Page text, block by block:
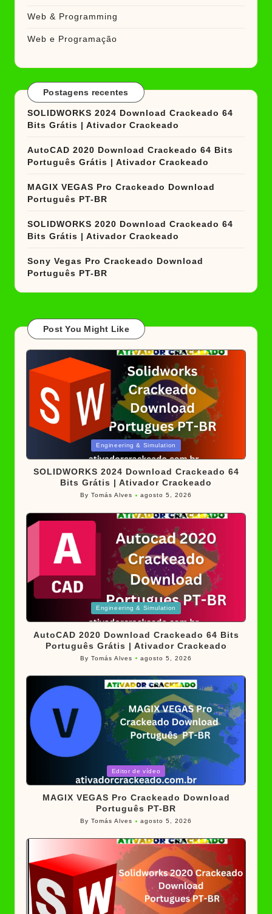
Web & Programming
Web e Programação
Postagens recentes
SOLIDWORKS 2024 Download Crackeado 64
Bits Grátis | Ativador Crackeado
AutoCAD 2020 Download Crackeado 64 Bits
Português Grátis | Ativador Crackeado
MAGIX VEGAS Pro Crackeado Download
Português PT-BR
SOLIDWORKS 2020 Download Crackeado 64
Bits Grátis | Ativador Crackeado
Sony Vegas Pro Crackeado Download
Português PT-BR
Post You Might Like
in
Engineering & Simulation
SOLIDWORKS 2024 Download Crackeado 64
Bits Grátis | Ativador Crackeado
Posted
ByTomás Alves agosto 5, 2026
in
Engineering & Simulation
AutoCAD 2020 Download Crackeado 64 Bits
Português Grátis | Ativador Crackeado
Posted
ByTomás Alves agosto 5, 2026
in
Editor de vídeo
MAGIX VEGAS Pro Crackeado Download
Português PT-BR
Posted
ByTomás Alves agosto 5, 2026